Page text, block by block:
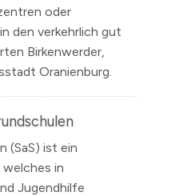
oder
den verkehrlich gut
Birkenwerder,
Oranienburg.
(SaS) ist ein
in
Jugendhilfe